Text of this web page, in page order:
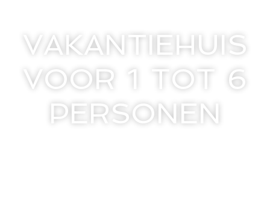
VAKANTIEHUIS
VOOR 1 TOT 6
PERSONEN